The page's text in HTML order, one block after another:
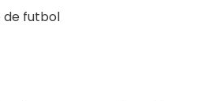
de futbol